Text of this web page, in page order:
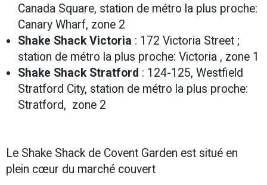
Canada Square, station de métro la plus proche:
Canary Wharf, zone 2
Shake Shack Victoria : 172 Victoria Street ;
station de métro la plus proche: Victoria , zone 1
Shake Shack Stratford : 124-125, Westfield
Stratford City, station de métro la plus proche:
Stratford, zone 2
Le Shake Shack de Covent Garden est situé en
plein cœur du marché couvert